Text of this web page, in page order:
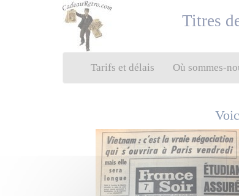
Titres
Tarifs et délais Où sommes-
Panneau de gestion des cookies